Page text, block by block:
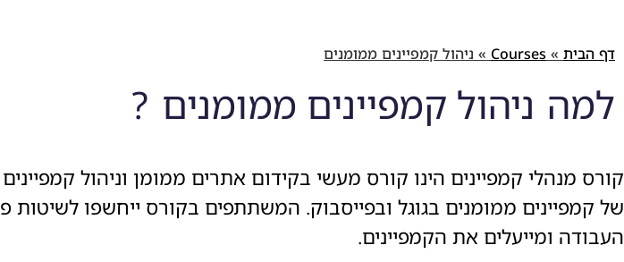
דף הבית »
Courses
» ניהול קמפיינים ממומנים
למה ניהול קמפיינים ממומנים ?
קורס מנהלי קמפיינים הינו קורס מעשי בקידום אתרים ממומן וניהול
של קמפיינים ממומנים בגוגל ובפייסבוק. המשתתפים בקורס ייחשפו
העבודה ומייעלים את הקמפיינים.